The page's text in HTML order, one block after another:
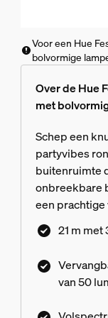
4
beoordelingen
Voor een Hue
bolvormige
Over de Hue
met
Schep een
partyvibes
buitenruimte
onbreekbare
een
of wit licht, of
geanimeerde
in een
met behulp
21 m met
van 50